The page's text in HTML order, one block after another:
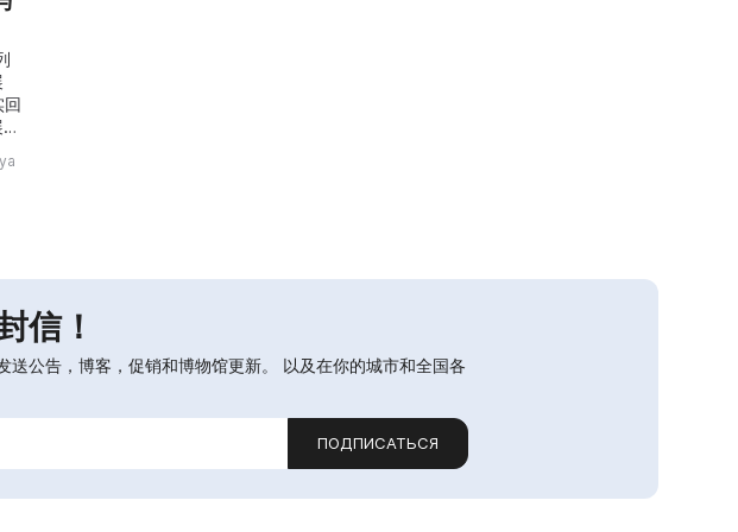
音
信！
送公告，博客，促销和博物馆更新。 以及在你的城市和全国各
ПОДПИСАТЬСЯ